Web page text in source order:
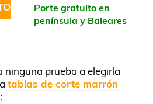
Porte gratuito en
península y Baleares
ninguna prueba a elegirla
tablas de corte marrón
: